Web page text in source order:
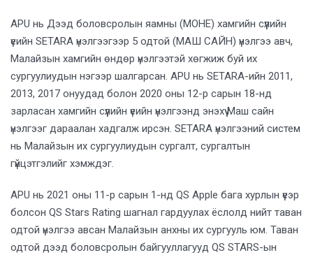
APU нь Дээд боловсролын яамны (MOHE) хамгийн сүүлийн
үеийн SETARA үнэлгээгээр 5 одтой (МАШ САЙН) үнэлгээ авч,
Малайзын хамгийн өндөр үнэлгээтэй хөгжиж буй их
сургуулиудын нэгээр шалгарсан. APU нь SETARA-ийн 2011,
2013, 2017 онуудад болон 2020 оны 12-р сарын 18-нд
зарласан хамгийн сүүлийн үеийн үнэлгээнд энэхүү Маш сайн
үнэлгээг дараалан хадгалж ирсэн. SETARA үнэлгээний систем
нь Малайзын их сургуулиудын сургалт, сургалтын
гүйцэтгэлийг хэмждэг.
APU нь 2021 оны 11-р сарын 1-нд QS Apple бага хурлын үеэр
болсон QS Stars Rating шагнал гардуулах ёслолд нийт таван
одтой үнэлгээ авсан Малайзын анхны их сургууль юм. Таван
одтой дээд боловсролын байгууллагууд QS STARS-ын